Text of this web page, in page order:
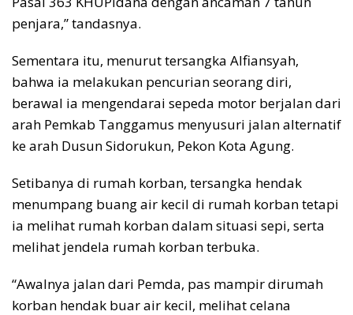
penjara,” tandasnya.
Sementara itu, menurut tersangka Alfiansyah,
bahwa ia melakukan pencurian seorang diri,
berawal ia mengendarai sepeda motor berjalan dari
arah Pemkab Tanggamus menyusuri jalan alternatif
ke arah Dusun Sidorukun, Pekon Kota Agung.
Setibanya di rumah korban, tersangka hendak
menumpang buang air kecil di rumah korban tetapi
ia melihat rumah korban dalam situasi sepi, serta
melihat jendela rumah korban terbuka.
“Awalnya jalan dari Pemda, pas mampir dirumah
korban hendak buar air kecil, melihat celana